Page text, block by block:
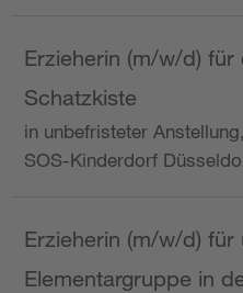
Erzieherin (m/w/d)
Schatzkiste
in unbefristeter
SOS-Kinderdorf
Erzieherin (m/w/d) für
Elementargruppe in